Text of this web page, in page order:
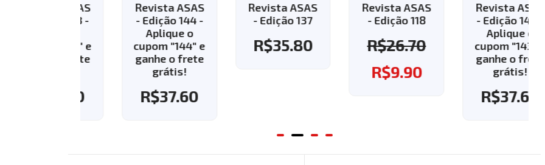
Revista ASAS
- Edição 144 -
Aplique o
cupom "144" e
ganhe o frete
37.60
Revista ASAS
- Edição 137
35.80
Revista ASAS
- Edição 118
26.70
9.90
Revista ASAS
- Edição 143 -
Aplique o
cupom "143" e
ganhe o frete
37.60